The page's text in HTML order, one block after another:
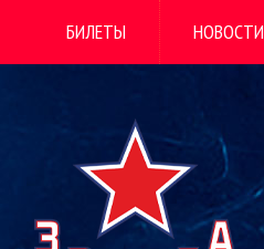
БИЛЕТЫ НОВОСТИ